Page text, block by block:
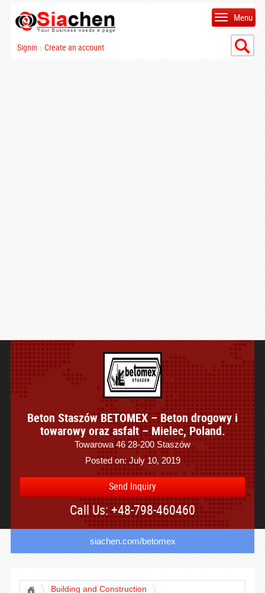
Signin | Create an account
Menu
Beton Staszów BETOMEX – Beton drogowy i
towarowy oraz asfalt – Mielec, Poland.
Towarowa 46 28-200 Staszów
Posted on: July 10, 2019
Send Inquiry
Call Us: +48-798-460460
siachen.com/betomex
Building and Construction